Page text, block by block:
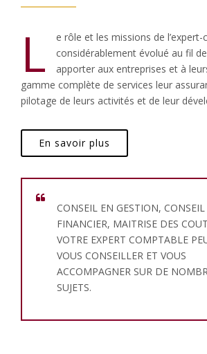
L
e rôle et les missions de
considérablement évolué au fil
apporter aux entreprises et à
gamme complète de services leur
pilotage de leurs activités et de leur
En savoir plus
CONSEIL EN GESTION, CONSEIL
FINANCIER, MAITRISE DES
VOTRE EXPERT COMPTABLE
VOUS CONSEILLER ET VOUS
ACCOMPAGNER SUR DE
SUJETS.